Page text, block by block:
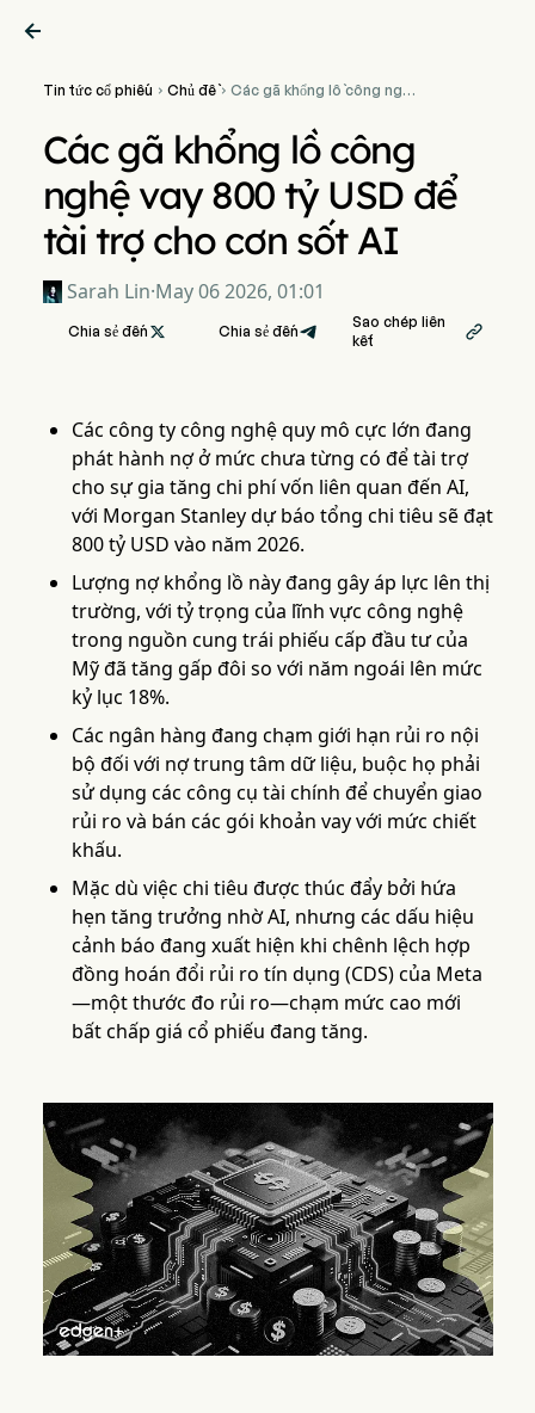

Tin tức cổ phiếu  Chủ đề Các gã khổng lồ công nghệ
cho cơn sốt AI
Các gã khổng lồ công
nghệ vay 800 tỷ USD để
tài trợ cho cơn sốt AI
Sarah Lin·May 06 2026, 01:01
Chia sẻ đến  Chia sẻ đến
Sao chép liên
kết

Các công ty công nghệ quy mô cực lớn đang
phát hành nợ ở mức chưa từng có để tài trợ
cho sự gia tăng chi phí vốn liên quan đến AI,
với Morgan Stanley dự báo tổng chi tiêu sẽ đạt
800 tỷ USD vào năm 2026.
Lượng nợ khổng lồ này đang gây áp lực lên thị
trường, với tỷ trọng của lĩnh vực công nghệ
trong nguồn cung trái phiếu cấp đầu tư của
Mỹ đã tăng gấp đôi so với năm ngoái lên mức
kỷ lục 18%.
Các ngân hàng đang chạm giới hạn rủi ro nội
bộ đối với nợ trung tâm dữ liệu, buộc họ phải
sử dụng các công cụ tài chính để chuyển giao
rủi ro và bán các gói khoản vay với mức chiết
khấu.
Mặc dù việc chi tiêu được thúc đẩy bởi hứa
hẹn tăng trưởng nhờ AI, nhưng các dấu hiệu
cảnh báo đang xuất hiện khi chênh lệch hợp
đồng hoán đổi rủi ro tín dụng (CDS) của Meta
—một thước đo rủi ro—chạm mức cao mới
bất chấp giá cổ phiếu đang tăng.